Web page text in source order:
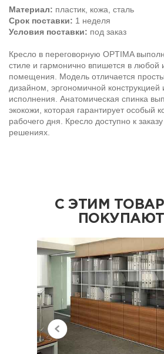
Материал: пластик, кожа, сталь
Срок поставки: 1 неделя
Условия поставки: под заказ
Кресло в переговорную OPTIMA
стиле и гармонично впишется в любой
помещения. Модель отличается
дизайном, эргономичной конструкцией
исполнения. Анатомическая спинка
экокожи, которая гарантирует особый
рабочего дня. Кресло доступно к
решениях.
С ЭТИМ
ПОКУПАЮТ